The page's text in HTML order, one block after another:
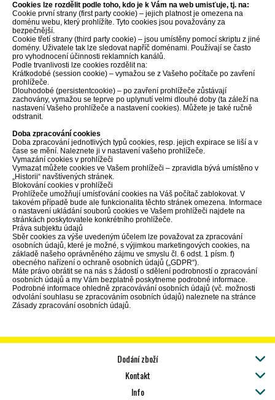
Cookies lze rozdělit podle toho, kdo je k Vám na web umisťuje, tj. na:
Cookie první strany (first party cookie) – jejich platnost je omezena na
doménu webu, který prohlížíte. Tyto cookies jsou považovány za
bezpečnější.
Cookie třetí strany (third party cookie) – jsou umístěny pomocí skriptu z jiné
domény. Uživatele tak lze sledovat napříč doménami. Používají se často
pro vyhodnocení účinnosti reklamních kanálů.
Podle trvanlivosti lze cookies rozdělit na:
Krátkodobé (session cookie) – vymažou se z Vašeho počítače po zavření
prohlížeče.
Dlouhodobé (persistentcookie) – po zavření prohlížeče zůstávají
zachovány, vymažou se teprve po uplynutí velmi dlouhé doby (ta záleží na
nastavení Vašeho prohlížeče a nastavení cookies). Můžete je také ručně
odstranit.
Doba zpracování cookies
Doba zpracování jednotlivých typů cookies, resp. jejich expirace se liší a v
čase se mění. Naleznete ji v nastavení vašeho prohlížeče.
Vymazání cookies v prohlížeči
Vymazat můžete cookies ve Vašem prohlížeči – zpravidla bývá umístěno v
„Historii“ navštívených stránek.
Blokování cookies v prohlížeči
Prohlížeče umožňují umísťování cookies na Váš počítač zablokovat. V
takovém případě bude ale funkcionalita těchto stránek omezena. Informace
o nastavení ukládání souborů cookies ve Vašem prohlížeči najdete na
stránkách poskytovatele konkrétního prohlížeče.
Práva subjektu údajů
Sběr cookies za výše uvedeným účelem lze považovat za zpracování
osobních údajů, které je možné, s výjimkou marketingových cookies, na
základě našeho oprávněného zájmu ve smyslu čl. 6 odst. 1 písm. f)
obecného nařízení o ochraně osobních údajů („GDPR“).
Máte právo obrátit se na nás s žádostí o sdělení podrobností o zpracování
osobních údajů a my Vám bezplatně poskytneme podrobné informace.
Podrobné informace ohledně zpracovávání osobních údajů (vč. možnosti
odvolání souhlasu se zpracováním osobních údajů) naleznete na stránce
Zásady zpracování osobních údajů.
Dodání zboží
Kontakt
Info